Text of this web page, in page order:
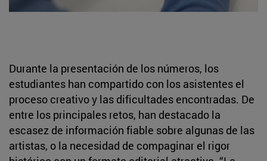
Durante la presentación de los números, los
estudiantes han compartido con los asistentes el
proceso creativo y las dificultades encontradas. De
entre los principales retos, han destacado la
escasez de información fiable sobre algunas de las
artistas, o la necesidad de compaginar el rigor